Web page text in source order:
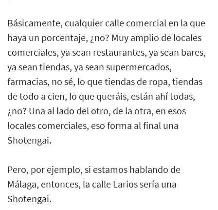
Básicamente, cualquier calle comercial en la que
haya un porcentaje, ¿no? Muy amplio de locales
comerciales, ya sean restaurantes, ya sean bares,
ya sean tiendas, ya sean supermercados,
farmacias, no sé, lo que tiendas de ropa, tiendas
de todo a cien, lo que queráis, están ahí todas,
¿no? Una al lado del otro, de la otra, en esos
locales comerciales, eso forma al final una
Shotengai.
Pero, por ejemplo, si estamos hablando de
Málaga, entonces, la calle Larios sería una
Shotengai.